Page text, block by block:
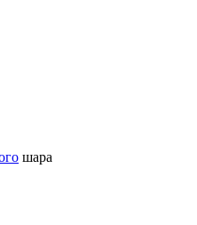
шара